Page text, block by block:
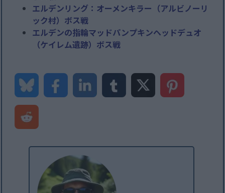
エルデンリング：オーメンキラー（アルビノーリ
ック村）ボス戦
エルデンの指輪マッドパンプキンヘッドデュオ
（ケイレム遺跡）ボス戦